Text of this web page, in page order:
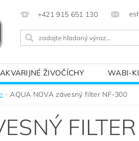
+421 915 651 130
AKVARIJNÉ ŽIVOČÍCHY WABI-
SVETOM – ZÁKLADY
AQUA NOVA závesný filter NF-300